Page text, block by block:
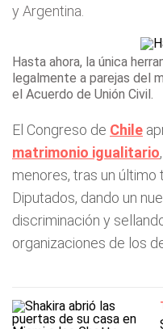
y Argentina.
Hasta ahora, la única
legalmente a parejas del
el Acuerdo de Unión Civil.
El Congreso de Chile
matrimonio igualitario
menores, tras un último
Diputados, dando un
discriminación y
organizaciones de los